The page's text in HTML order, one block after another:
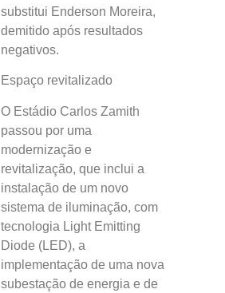
substitui Enderson Moreira,
demitido após resultados
negativos.
Espaço revitalizado
O Estádio Carlos Zamith
passou por uma
modernização e
revitalização, que inclui a
instalação de um novo
sistema de iluminação, com
tecnologia Light Emitting
Diode (LED), a
implementação de uma nova
subestação de energia e de